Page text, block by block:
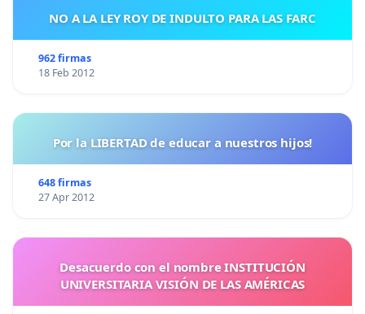
NO A LA LEY ROY DE INDULTO PARA LAS FARC
962 firmas
18 Feb 2012
Por la LIBERTAD de educar a nuestros hijos!
648 firmas
27 Apr 2012
Desacuerdo con el nombre INSTITUCIÓN
UNIVERSITARIA VISIÓN DE LAS AMÉRICAS